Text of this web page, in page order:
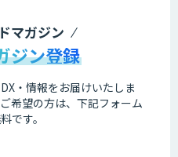
マガジン
ジン登録
・情報をお届けいたしま
希望の方は、下記フォーム
です。